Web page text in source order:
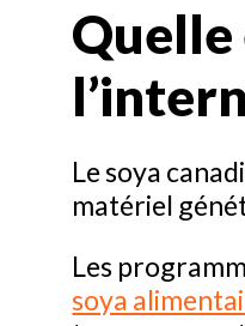
Quelle
Le soya
matériel
Les
soya